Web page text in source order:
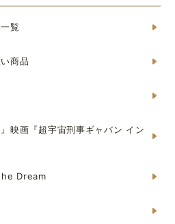
覧
商品
映画『超宇宙刑事ギャバン イン
Dream